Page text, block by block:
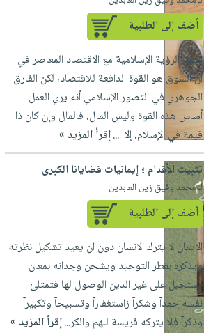
أضف إلى الطلبية
تتفق الرؤية الإسلامية مع الاقتصاد المعاصر في
أن السوق هو القوة الدافعة للاقتصاد، لكن الفارق
الجوهري في التصور الإسلامي أنه يري العمل
أساس هذه القوة وليس المال، فالمال وإن كان ذا
قيمة في الإسلام، إلا ا...إقرأ المزيد »
تثبيت الأقدام ؛ إيمانيات قضايانا الكبرى
لـ محمد وفيق زين العابدين
أضف إلى الطلبية
الايمان لا يترك الانسان دون ان يعيد تشكيل نظرته
ويذكره بفطر التوحيد ويشحن وجدانه بمعان
يستحيل على غير الدين الوصول لها فتمتلئ
نفسه حمدآ وشكرآ زاستغفارآ وتسبيحآ وتكبيرآ
وذكرآ فلا يتركه فريسة للهم والكر...إقرأ المزيد »